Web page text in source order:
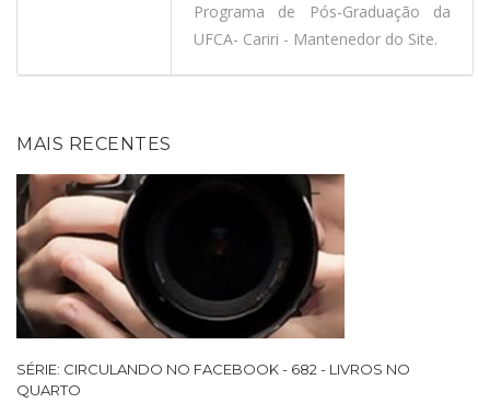
Programa de Pós-Graduação da
UFCA- Cariri - Mantenedor do Site.
MAIS RECENTES
SÉRIE: CIRCULANDO NO FACEBOOK - 682 - LIVROS NO
QUARTO